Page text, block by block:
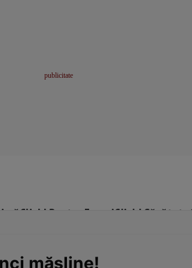
Click! Pentru FemeiClick! Sănătate
măsline!